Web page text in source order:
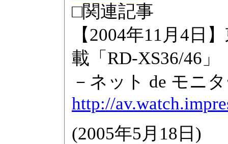
□関連記事
【2004年11月4日
載「RD-XS36/46」
－ネット de モニ
http://
(2005年5月18日 )